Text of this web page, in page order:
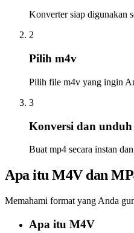
Konverter siap digunakan
2
Pilih m4v
Pilih file m4v yang ingin
3
Konversi dan unduh
Buat mp4 secara instan
Apa itu M4V dan
Memahami format yang Anda
Apa itu M4V